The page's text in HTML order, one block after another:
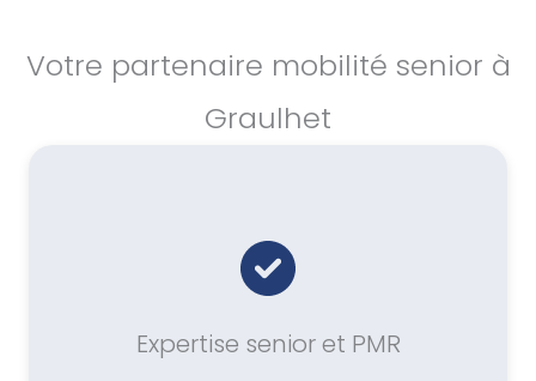
Votre partenaire mobilité senior à
Graulhet
Expertise senior et PMR